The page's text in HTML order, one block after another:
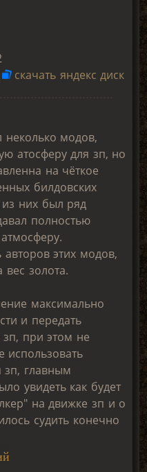
скачать яндекс диск
модов,
атосферу для зп, но
на чёткое
билдовских
них был ряд
полностью
этих модов,
золота.
максимально
и передать
при этом не
использовать
зп, главным
увидеть как будет
на движке зп и о
судить конечно